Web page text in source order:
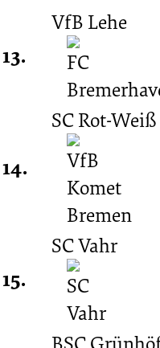
13.
VfB Lehe
14.
SC Rot-
15.
SC Vahr